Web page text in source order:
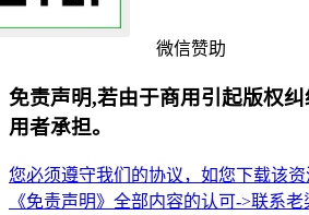
微信赞助
免责声明,若由于商用引起版权
用者承担。
您必须遵守我们的协议，如您下载该
《免责声明》全部内容的认可->联系老